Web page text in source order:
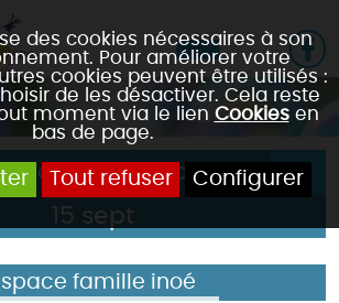
des cookies nécessaires à son
Pour améliorer votre
cookies peuvent être utilisés :
de les désactiver. Cela reste
moment via le lien Cookiesen
bas de page.
Tout refuser Configurer
vacances automne >
15 sept
famille inoé